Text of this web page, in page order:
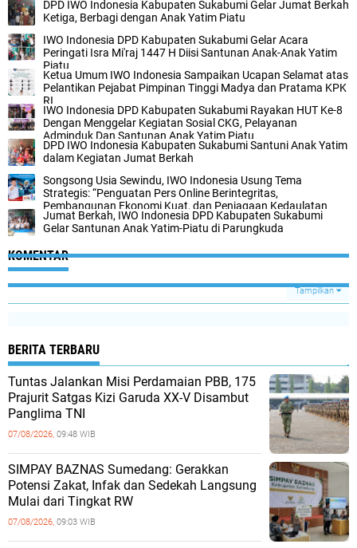
DPD IWO Indonesia Kabupaten Sukabumi Gelar Jumat Berkah
Ketiga, Berbagi dengan Anak Yatim Piatu
IWO Indonesia DPD Kabupaten Sukabumi Gelar Acara
Peringati Isra Mi'raj 1447 H Diisi Santunan Anak-Anak Yatim
Piatu
Ketua Umum IWO Indonesia Sampaikan Ucapan Selamat atas
Pelantikan Pejabat Pimpinan Tinggi Madya dan Pratama KPK
RI
IWO Indonesia DPD Kabupaten Sukabumi Rayakan HUT Ke-8
Dengan Menggelar Kegiatan Sosial CKG, Pelayanan
Adminduk Dan Santunan Anak Yatim Piatu
DPD IWO Indonesia Kabupaten Sukabumi Santuni Anak Yatim
dalam Kegiatan Jumat Berkah
Songsong Usia Sewindu, IWO Indonesia Usung Tema
Strategis: “Penguatan Pers Online Berintegritas,
Pembangunan Ekonomi Kuat, dan Penjagaan Kedaulatan
Bangsa”
Jumat Berkah, IWO Indonesia DPD Kabupaten Sukabumi
Gelar Santunan Anak Yatim-Piatu di Parungkuda ‎
KOMENTAR
Tampilkan
BERITA TERBARU
Tuntas Jalankan Misi Perdamaian PBB, 175
Prajurit Satgas Kizi Garuda XX-V Disambut
Panglima TNI
07/08/2026, 09:48 WIB
SIMPAY BAZNAS Sumedang: Gerakkan
Potensi Zakat, Infak dan Sedekah Langsung
Mulai dari Tingkat RW
07/08/2026, 09:03 WIB